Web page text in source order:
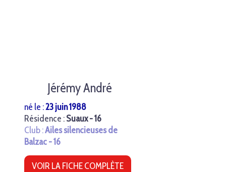
Jérémy André
né le :23 juin 1988
Résidence :Suaux - 16
Club :Ailes silencieuses de
Balzac - 16
VOIR LA FICHE COMPLÈTE